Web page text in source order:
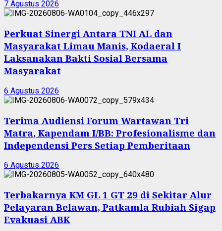
7 Agustus 2026
Perkuat Sinergi Antara TNI AL dan
Masyarakat Limau Manis, Kodaeral I
Laksanakan Bakti Sosial Bersama
Masyarakat
6 Agustus 2026
Terima Audiensi Forum Wartawan Tri
Matra, Kapendam I/BB: Profesionalisme dan
Independensi Pers Setiap Pemberitaan
6 Agustus 2026
Terbakarnya KM GL 1 GT 29 di Sekitar Alur
Pelayaran Belawan, Patkamla Rubiah Sigap
Evakuasi ABK